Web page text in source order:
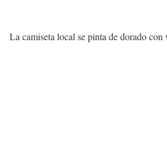
La camiseta local se pinta de dorado con